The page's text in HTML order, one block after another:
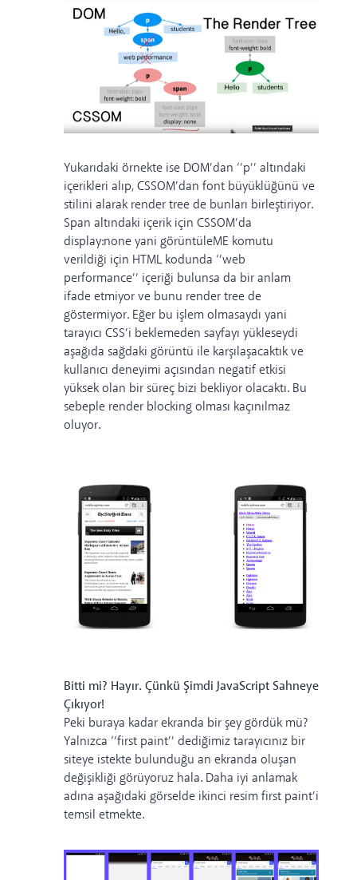
Yukarıdaki örnekte ise DOM’dan ‘’p’’ altındaki
içerikleri alıp, CSSOM’dan font büyüklüğünü ve
stilini alarak render tree de bunları birleştiriyor.
Span altındaki içerik için CSSOM’da
display:none yani görüntüleME komutu
verildiği için HTML kodunda ‘’web
performance’’ içeriği bulunsa da bir anlam
ifade etmiyor ve bunu render tree de
göstermiyor. Eğer bu işlem olmasaydı yani
tarayıcı CSS’i beklemeden sayfayı yükleseydi
aşağıda sağdaki görüntü ile karşılaşacaktık ve
kullanıcı deneyimi açısından negatif etkisi
yüksek olan bir süreç bizi bekliyor olacaktı. Bu
sebeple render blocking olması kaçınılmaz
oluyor.
Bitti mi? Hayır. Çünkü Şimdi JavaScript Sahneye
Çıkıyor!
Peki buraya kadar ekranda bir şey gördük mü?
Yalnızca ‘’first paint’’ dediğimiz tarayıcınız bir
siteye istekte bulunduğu an ekranda oluşan
değişikliği görüyoruz hala. Daha iyi anlamak
adına aşağıdaki görselde ikinci resim first paint’i
temsil etmekte.